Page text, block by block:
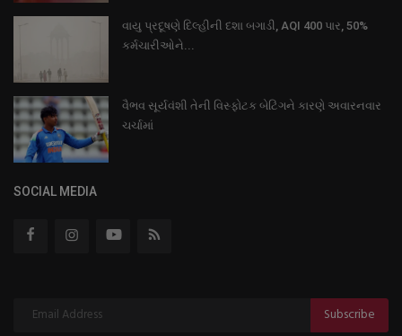
વાયુ પ્રદૂષણે દિલ્હીની દશા બગાડી, AQI 400 પાર, 50%
કર્મચારીઓને...
વૈભવ સૂર્યવંશી તેની વિસ્ફોટક બેટિંગને કારણે અવારનવાર
ચર્ચામાં
SOCIAL MEDIA
Subscribe